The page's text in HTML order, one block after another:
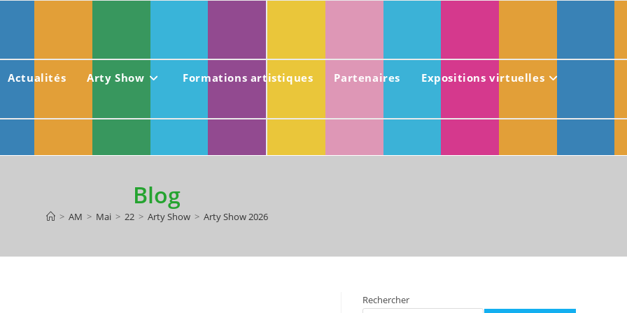
Actualités Arty Show Formations artistiques Partenaires Expositions virtuelles
Blog
> AM > Mai > 22 > Arty Show > Arty Show 2026
Rechercher